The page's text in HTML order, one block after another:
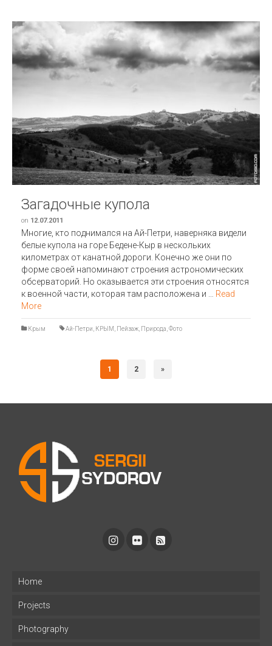
Загадочные купола
on 12.07.2011
Многие, кто поднимался на Ай-Петри, наверняка видели
белые купола на горе Бедене-Кыр в нескольких
километрах от канатной дороги. Конечно же они по
форме своей напоминают строения астрономических
обсерваторий. Но оказывается эти строения относятся
к военной части, которая там расположена и … Read
More
Крым Ай-Петри, КРЫМ, Пейзаж, Природа,Фото
1 2 »
Home
Projects
Photography